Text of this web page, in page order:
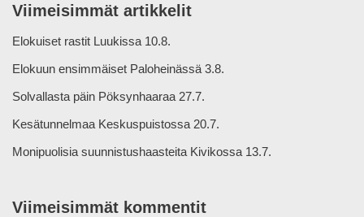
Viimeisimmät artikkelit
Elokuiset rastit Luukissa 10.8.
Elokuun ensimmäiset Paloheinässä 3.8.
Solvallasta päin Pöksynhaaraa 27.7.
Kesätunnelmaa Keskuspuistossa 20.7.
Monipuolisia suunnistushaasteita Kivikossa 13.7.
Viimeisimmät kommentit